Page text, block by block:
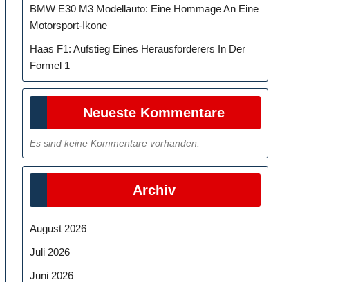
BMW E30 M3 Modellauto: Eine Hommage An Eine
Motorsport-Ikone
Haas F1: Aufstieg Eines Herausforderers In Der
Formel 1
Neueste Kommentare
Es sind keine Kommentare vorhanden.
Archiv
August 2026
Juli 2026
Juni 2026